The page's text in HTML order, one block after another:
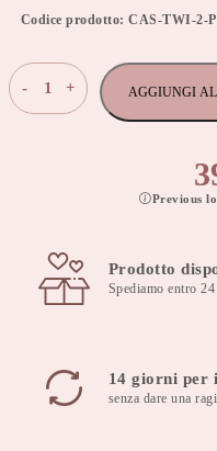
Codice prodotto: CAS-TWI-2-
-
Fodera+ AGGIUNGI
Previous
Prodotto
Spediamo entro
14 giorni per
senza dare una